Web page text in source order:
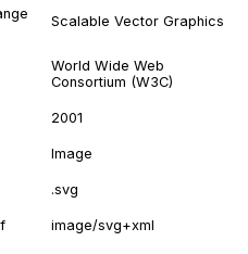
Scalable Vector Graphics
World Wide Web
Consortium (W3C)
2001
Image
.svg
image/svg+xml